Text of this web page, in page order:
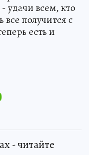
удачи всем, кто
все получится с
есть и
- читайте